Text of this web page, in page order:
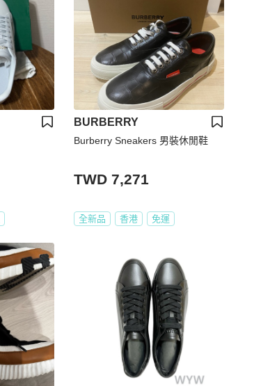
BURBERRY
Burberry Sneakers 男裝休閒鞋
TWD 7,271
全新品 香港 免運